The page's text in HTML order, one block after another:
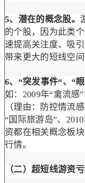
5、潜在的概念股。
的个股，因为此类
速提高关注度、吸
带来更大的短线空间
6、“突发事件“、“
如：2009年“禽流感
（理由：防控情流
“国际旅游岛”、
资都在相关概念板
行情。
（二） 超短线游资